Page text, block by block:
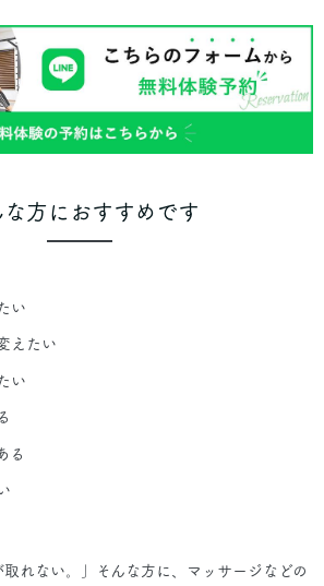
な方におすすめです
い
えたい
い
る
取れない。」そんな方に、マッサージなどの